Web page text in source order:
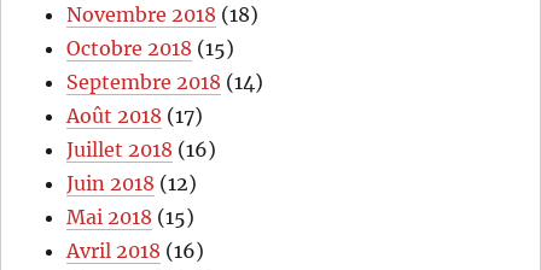
Novembre 2018 (18)
Octobre 2018 (15)
Septembre 2018 (14)
Août 2018 (17)
Juillet 2018 (16)
Juin 2018 (12)
Mai 2018 (15)
Avril 2018 (16)